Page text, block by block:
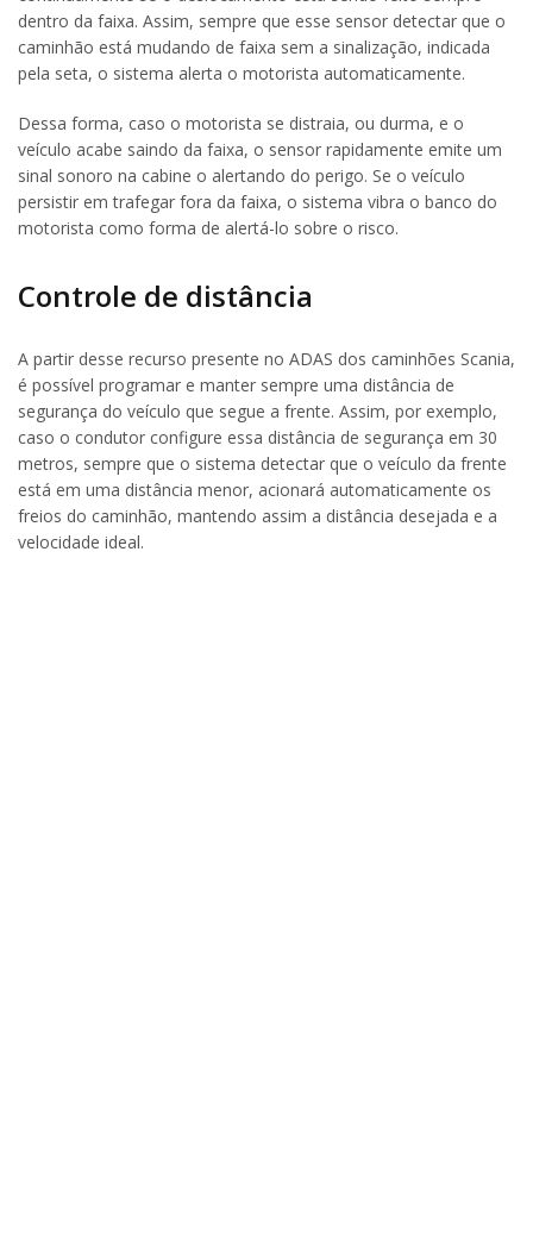
dentro da faixa. Assim, sempre que esse sensor detectar que o
caminhão está mudando de faixa sem a sinalização, indicada
pela seta, o sistema alerta o motorista automaticamente.
Dessa forma, caso o motorista se distraia, ou durma, e o
veículo acabe saindo da faixa, o sensor rapidamente emite um
sinal sonoro na cabine o alertando do perigo. Se o veículo
persistir em trafegar fora da faixa, o sistema vibra o banco do
motorista como forma de alertá-lo sobre o risco.
Controle de distância
A partir desse recurso presente no ADAS dos caminhões Scania,
é possível programar e manter sempre uma distância de
segurança do veículo que segue a frente. Assim, por exemplo,
caso o condutor configure essa distância de segurança em 30
metros, sempre que o sistema detectar que o veículo da frente
está em uma distância menor, acionará automaticamente os
freios do caminhão, mantendo assim a distância desejada e a
velocidade ideal.